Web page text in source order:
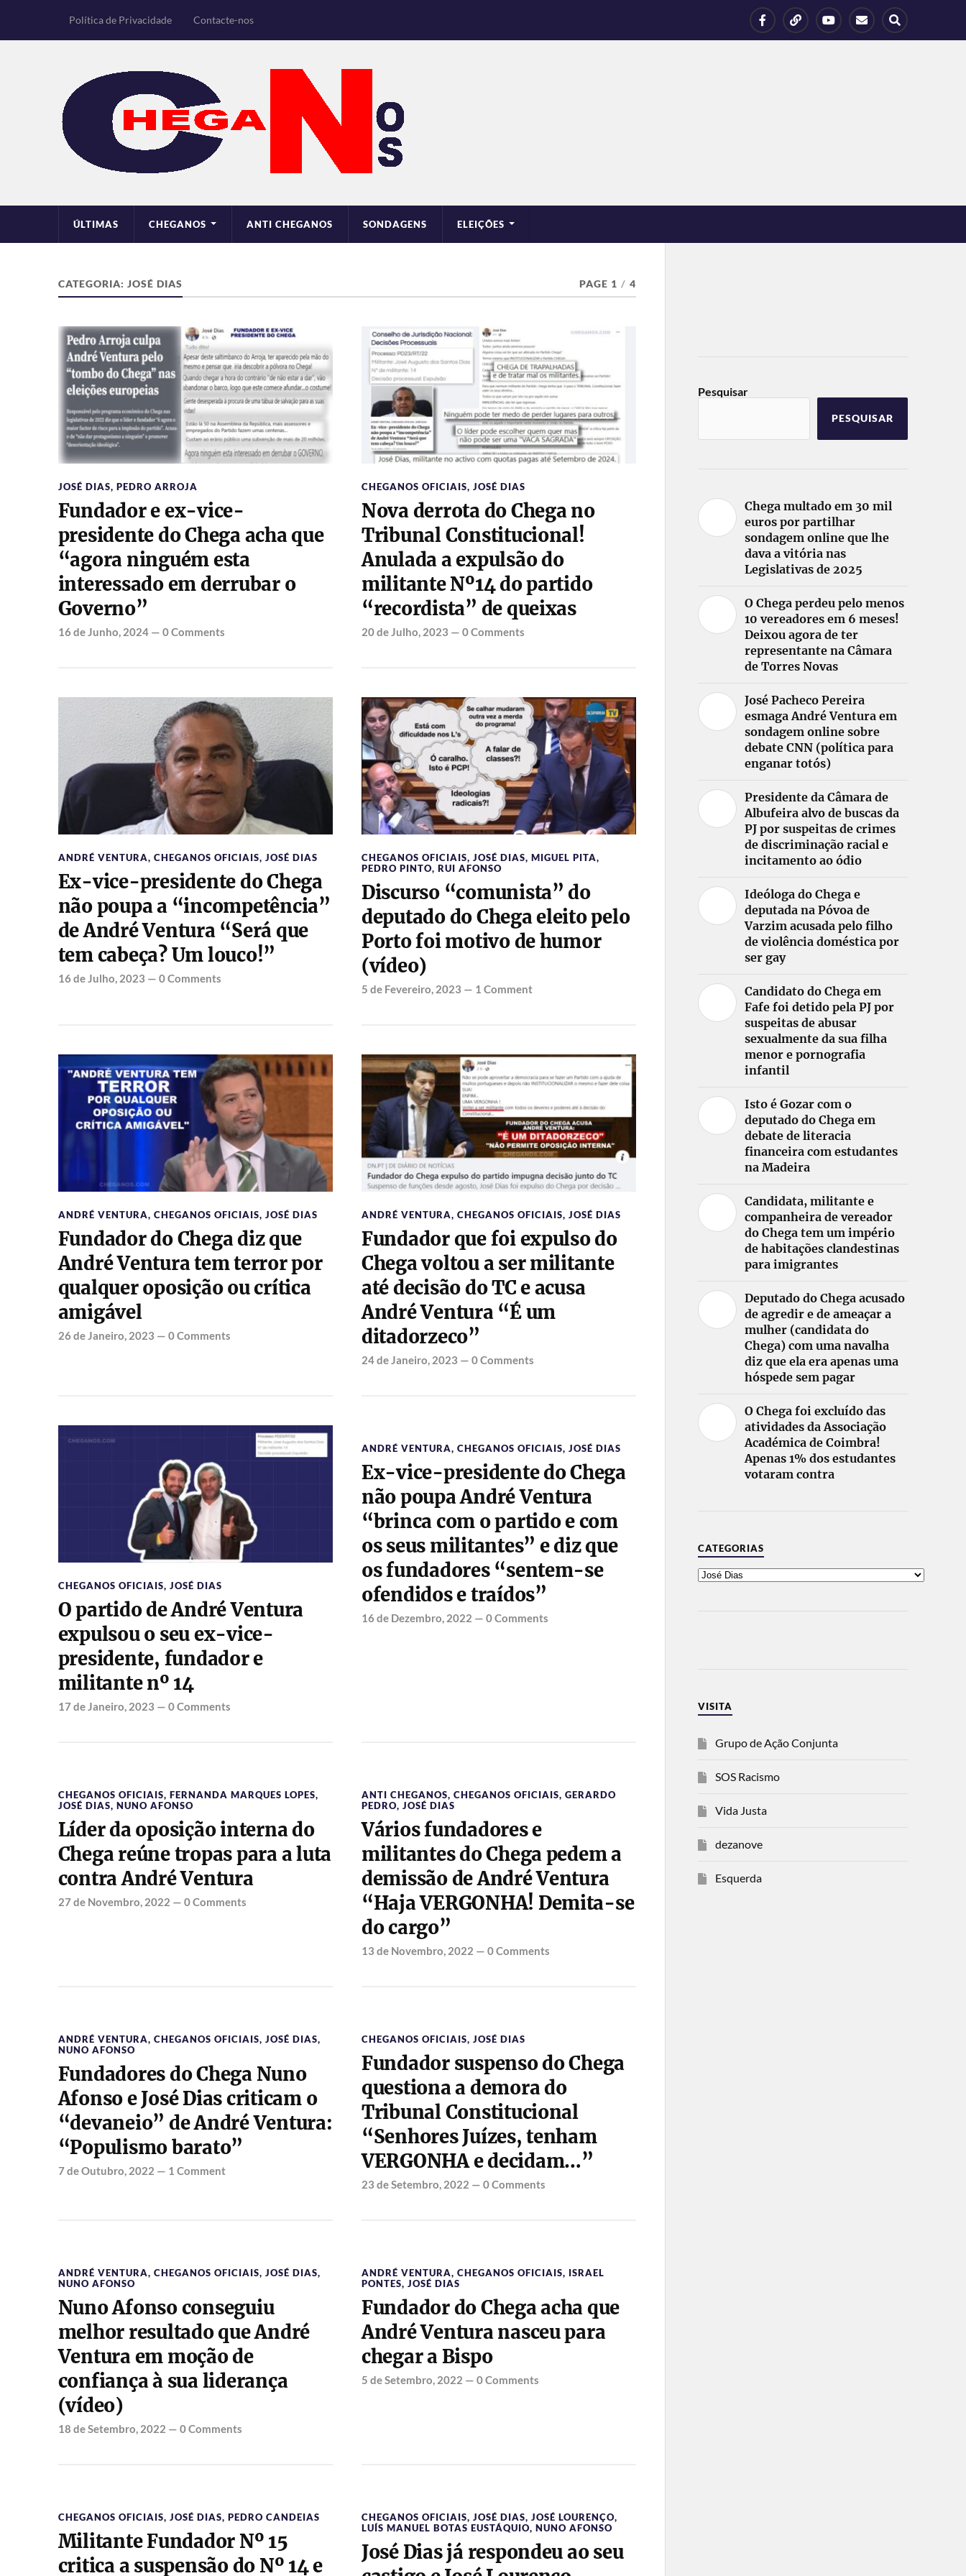
Política de Privacidade Contacte-nos
ÚLTIMAS CHEGANOS ANTI CHEGANOS SONDAGENS ELEIÇÕES
CATEGORIA: JOSÉ DIAS PAGE 1 / 4
JOSÉ DIAS, PEDRO ARROJA
Fundador e ex-vice-
presidente do Chega acha que
“agora ninguém esta
interessado em derrubar o
Governo”
16 de Junho, 2024— 0 Comments
CHEGANOS OFICIAIS, JOSÉ DIAS
Nova derrota do Chega no
Tribunal Constitucional!
Anulada a expulsão do
militante Nº14 do partido
“recordista” de queixas
20 de Julho, 2023 — 0 Comments
ANDRÉ VENTURA, CHEGANOS OFICIAIS, JOSÉ DIAS
Ex-vice-presidente do Chega
não poupa a “incompetência”
de André Ventura “Será que
tem cabeça? Um louco!”
16 de Julho, 2023 — 0 Comments
CHEGANOS OFICIAIS, JOSÉ DIAS, MIGUEL PITA,
PEDRO PINTO, RUI AFONSO
Discurso “comunista” do
deputado do Chega eleito pelo
Porto foi motivo de humor
(vídeo)
5 de Fevereiro, 2023 — 1 Comment
ANDRÉ VENTURA, CHEGANOS OFICIAIS, JOSÉ DIAS
Fundador do Chega diz que
André Ventura tem terror por
qualquer oposição ou crítica
amigável
26 de Janeiro, 2023 — 0 Comments
ANDRÉ VENTURA, CHEGANOS OFICIAIS, JOSÉ DIAS
Fundador que foi expulso do
Chega voltou a ser militante
até decisão do TC e acusa
André Ventura “É um
ditadorzeco”
24 de Janeiro, 2023 — 0 Comments
CHEGANOS OFICIAIS, JOSÉ DIAS
O partido de André Ventura
expulsou o seu ex-vice-
presidente, fundador e
militante nº 14
17 de Janeiro, 2023 — 0 Comments
ANDRÉ VENTURA, CHEGANOS OFICIAIS, JOSÉ DIAS
Ex-vice-presidente do Chega
não poupa André Ventura
“brinca com o partido e com
os seus militantes” e diz que
os fundadores “sentem-se
ofendidos e traídos”
16 de Dezembro, 2022 — 0 Comments
CHEGANOS OFICIAIS, FERNANDA MARQUES LOPES,
JOSÉ DIAS, NUNO AFONSO
Líder da oposição interna do
Chega reúne tropas para a luta
contra André Ventura
27 de Novembro, 2022 — 0 Comments
ANTI CHEGANOS, CHEGANOS OFICIAIS, GERARDO
PEDRO, JOSÉ DIAS
Vários fundadores e
militantes do Chega pedem a
demissão de André Ventura
“Haja VERGONHA! Demita-se
do cargo”
13 de Novembro, 2022 — 0 Comments
ANDRÉ VENTURA, CHEGANOS OFICIAIS, JOSÉ DIAS,
NUNO AFONSO
Fundadores do Chega Nuno
Afonso e José Dias criticam o
“devaneio” de André Ventura:
“Populismo barato”
7 de Outubro, 2022 — 1 Comment
CHEGANOS OFICIAIS, JOSÉ DIAS
Fundador suspenso do Chega
questiona a demora do
Tribunal Constitucional
“Senhores Juízes, tenham
VERGONHA e decidam…”
23 de Setembro, 2022 — 0 Comments
ANDRÉ VENTURA, CHEGANOS OFICIAIS, JOSÉ DIAS,
NUNO AFONSO
Nuno Afonso conseguiu
melhor resultado que André
Ventura em moção de
confiança à sua liderança
(vídeo)
18 de Setembro, 2022 — 0 Comments
ANDRÉ VENTURA, CHEGANOS OFICIAIS, ISRAEL
PONTES, JOSÉ DIAS
Fundador do Chega acha que
André Ventura nasceu para
chegar a Bispo
5 de Setembro, 2022 — 0 Comments
CHEGANOS OFICIAIS, JOSÉ DIAS, PEDRO CANDEIAS
Militante Fundador Nº 15
critica a suspensão do Nº 14 e
CHEGANOS OFICIAIS, JOSÉ DIAS, JOSÉ LOURENÇO,
LUÍS MANUEL BOTAS EUSTÁQUIO, NUNO AFONSO
José Dias já respondeu ao seu
Pesquisar
PESQUISAR
Chega multado em 30 mil
euros por partilhar
sondagem online que lhe
dava a vitória nas
Legislativas de 2025
O Chega perdeu pelo menos
10 vereadores em 6 meses!
Deixou agora de ter
representante na Câmara
de Torres Novas
José Pacheco Pereira
esmaga André Ventura em
sondagem online sobre
debate CNN (política para
enganar totós)
Presidente da Câmara de
Albufeira alvo de buscas da
PJ por suspeitas de crimes
de discriminação racial e
incitamento ao ódio
Ideóloga do Chega e
deputada na Póvoa de
Varzim acusada pelo filho
de violência doméstica por
ser gay
Candidato do Chega em
Fafe foi detido pela PJ por
suspeitas de abusar
sexualmente da sua filha
menor e pornografia
infantil
Isto é Gozar com o
deputado do Chega em
debate de literacia
financeira com estudantes
na Madeira
Candidata, militante e
companheira de vereador
do Chega tem um império
de habitações clandestinas
para imigrantes
Deputado do Chega acusado
de agredir e de ameaçar a
mulher (candidata do
Chega) com uma navalha
diz que ela era apenas uma
hóspede sem pagar
O Chega foi excluído das
atividades da Associação
Académica de Coimbra!
Apenas 1% dos estudantes
votaram contra
CATEGORIAS
VISITA
Grupo de Ação Conjunta
SOS Racismo
Vida Justa
dezanove
Esquerda